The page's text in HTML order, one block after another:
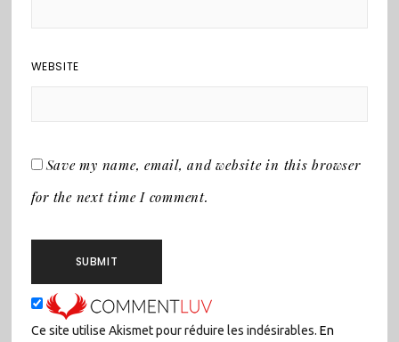
WEBSITE
Save my name, email, and website in this browser
for the next time I comment.
Ce site utilise Akismet pour réduire les indésirables. En